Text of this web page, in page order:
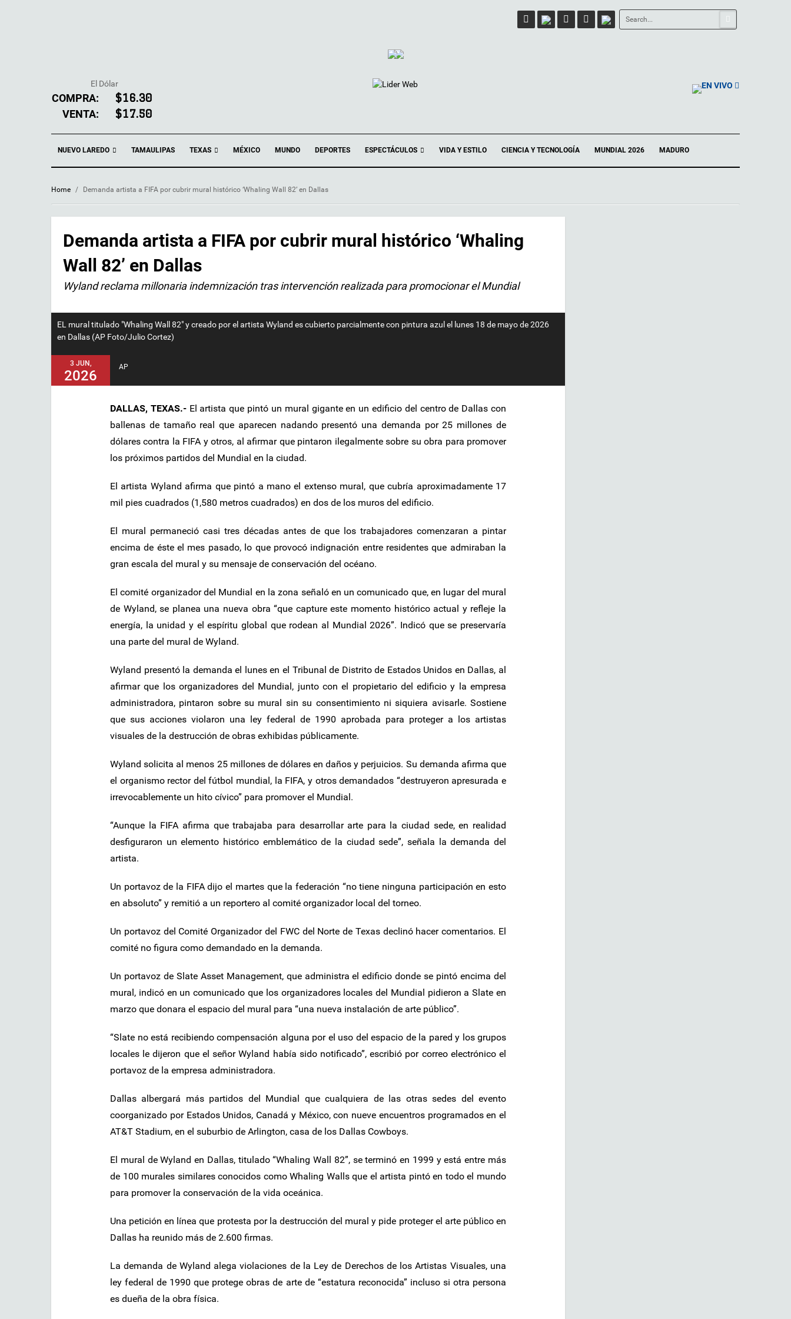
El Dólar
COMPRA: $16.30
VENTA: $17.50
EN VIVO
NUEVO LAREDO TAMAULIPAS TEXAS MÉXICO MUNDO DEPORTES ESPECTÁCULOS VIDA Y ESTILO CIENCIA Y TECNOLOGÍA MUNDIAL 2026 MADURO
Home / Demanda artista a FIFA por cubrir mural histórico ‘Whaling Wall 82’ en Dallas
Demanda artista a FIFA por cubrir mural histórico ‘Whaling
Wall 82’ en Dallas
Wyland reclama millonaria indemnización tras intervención realizada para promocionar el Mundial
EL mural titulado "Whaling Wall 82" y creado por el artista Wyland es cubierto parcialmente con pintura azul el lunes 18 de mayo de 2026
en Dallas (AP Foto/Julio Cortez)
3 JUN,
2026
AP
DALLAS, TEXAS.- El artista que pintó un mural gigante en un edificio del centro de Dallas con
ballenas de tamaño real que aparecen nadando presentó una demanda por 25 millones de
dólares contra la FIFA y otros, al afirmar que pintaron ilegalmente sobre su obra para promover
los próximos partidos del Mundial en la ciudad.
El artista Wyland afirma que pintó a mano el extenso mural, que cubría aproximadamente 17
mil pies cuadrados (1,580 metros cuadrados) en dos de los muros del edificio.
El mural permaneció casi tres décadas antes de que los trabajadores comenzaran a pintar
encima de éste el mes pasado, lo que provocó indignación entre residentes que admiraban la
gran escala del mural y su mensaje de conservación del océano.
El comité organizador del Mundial en la zona señaló en un comunicado que, en lugar del mural
de Wyland, se planea una nueva obra “que capture este momento histórico actual y refleje la
energía, la unidad y el espíritu global que rodean al Mundial 2026”. Indicó que se preservaría
una parte del mural de Wyland.
Wyland presentó la demanda el lunes en el Tribunal de Distrito de Estados Unidos en Dallas, al
afirmar que los organizadores del Mundial, junto con el propietario del edificio y la empresa
administradora, pintaron sobre su mural sin su consentimiento ni siquiera avisarle. Sostiene
que sus acciones violaron una ley federal de 1990 aprobada para proteger a los artistas
visuales de la destrucción de obras exhibidas públicamente.
Wyland solicita al menos 25 millones de dólares en daños y perjuicios. Su demanda afirma que
el organismo rector del fútbol mundial, la FIFA, y otros demandados “destruyeron apresurada e
irrevocablemente un hito cívico” para promover el Mundial.
“Aunque la FIFA afirma que trabajaba para desarrollar arte para la ciudad sede, en realidad
desfiguraron un elemento histórico emblemático de la ciudad sede”, señala la demanda del
artista.
Un portavoz de la FIFA dijo el martes que la federación “no tiene ninguna participación en esto
en absoluto” y remitió a un reportero al comité organizador local del torneo.
Un portavoz del Comité Organizador del FWC del Norte de Texas declinó hacer comentarios. El
comité no figura como demandado en la demanda.
Un portavoz de Slate Asset Management, que administra el edificio donde se pintó encima del
mural, indicó en un comunicado que los organizadores locales del Mundial pidieron a Slate en
marzo que donara el espacio del mural para “una nueva instalación de arte público”.
“Slate no está recibiendo compensación alguna por el uso del espacio de la pared y los grupos
locales le dijeron que el señor Wyland había sido notificado”, escribió por correo electrónico el
portavoz de la empresa administradora.
Dallas albergará más partidos del Mundial que cualquiera de las otras sedes del evento
coorganizado por Estados Unidos, Canadá y México, con nueve encuentros programados en el
AT&T Stadium, en el suburbio de Arlington, casa de los Dallas Cowboys.
El mural de Wyland en Dallas, titulado “Whaling Wall 82”, se terminó en 1999 y está entre más
de 100 murales similares conocidos como Whaling Walls que el artista pintó en todo el mundo
para promover la conservación de la vida oceánica.
Una petición en línea que protesta por la destrucción del mural y pide proteger el arte público en
Dallas ha reunido más de 2.600 firmas.
La demanda de Wyland alega violaciones de la Ley de Derechos de los Artistas Visuales, una
ley federal de 1990 que protege obras de arte de “estatura reconocida” incluso si otra persona
es dueña de la obra física.